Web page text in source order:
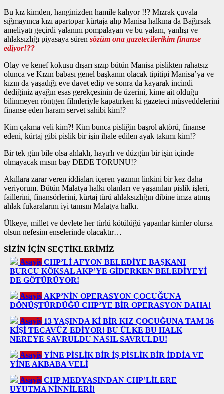
Bu kız kimden, hanginizden hamile kalıyor !!? Mızrak çuvala
sığmayınca kızı apartopar kürtaja alıp Manisa halkına da Bağırsak
ameliyatı geçirdi yalanını pompalayan ve bu yalanı, yanlışı ve
ahlaksızlığı piyasaya süren sözüm ona gazetecilerikim finanse
ediyor!??
Olay ve kenef kokusu dışarı sızıp bütün Manisa pislikten rahatsız
olunca ve Kızın babası genel başkanın olacak tipitipi Manisa’ya ve
kızın da yaşadığı eve davet edip ve sonra da kayarak incindi
dediğiniz ayağın esas gerekçesinin de üzerini, kime ait olduğu
bilinmeyen röntgen filmleriyle kapatırken ki gazeteci müsveddelerini
finanse eden haram servet sahibi kim!?
Kim çakma veli kim?! Kim bunca pisliğin başrol aktörü, finanse
edeni, kürtaj gibi pislik bir işin ihale edilen ayak takımı kim!?
Bir tek gün bile olsa ahlaklı, hayırlı ve düzgün bir işin içinde
olmayacak mısın bay DEDE TORUNU!?
Akıllara zarar veren iddiaları içeren yazının linkini bir kez daha
veriyorum. Bütün Malatya halkı olanları ve yaşanılan pislik işleri,
faillerini, finansörlerini, kürtaj türü ahlaksızlığın dibine imza atmış
ahlak fukaralarını iyi tanısın Malatya halkı.
Ülkeye, millet ve devlete her türlü kötülüğü yapanlar kimler olursa
olsun nefesim enselerinde olacaktır…
SİZİN İÇİN SEÇTİKLERİMİZ
Asayiş CHP’Lİ AFYON BELEDİYE BAŞKANI
BURCU KÖKSAL AKP’YE GİDERKEN BELEDİYEYİ
DE GÖTÜRÜYOR!
Asayiş AKP’NİN OPERASYON ÇOCUĞUNA
DÖNÜŞTÜRDÜĞÜ CHP’YE BİR OPERASYON DAHA!
Asayiş 13 YAŞINDA Kİ BİR KIZ ÇOCUĞUNA TAM 36
KİŞİ TECAVÜZ EDİYOR! BU ÜLKE BU HALK
NEREYE SAVRULDU NASIL SAVRULDU!
Asayiş YİNE PİSLİK BİR İŞ PİSLİK BİR İDDİA VE
YİNE AKBABA VELİ
Asayiş CHP MEDYASINDAN CHP’LİLERE
UYUTMA NİNNİLERİ!